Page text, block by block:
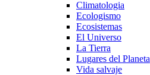
Climatologia
Ecologismo
Ecosistemas
El Universo
La Tierra
Lugares del Planeta
Vida salvaje